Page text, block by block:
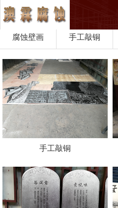
腐蚀壁画 手工敲铜
手工敲铜